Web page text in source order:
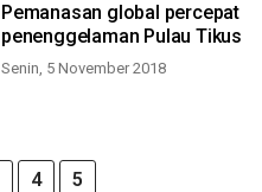
Pemanasan global percepat
penenggelaman Pulau Tikus
Senin, 5 November 2018
4 5